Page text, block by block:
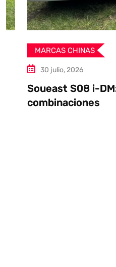
MARCAS CHINAS
30 julio, 2026
Soueast S08 i-DM:
combinaciones